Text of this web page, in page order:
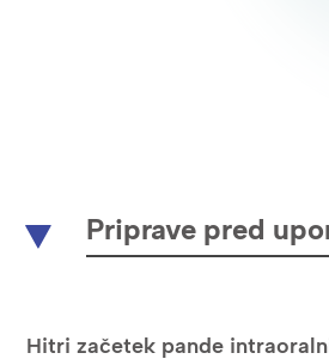
Priprave pred
Hitri začetek pande